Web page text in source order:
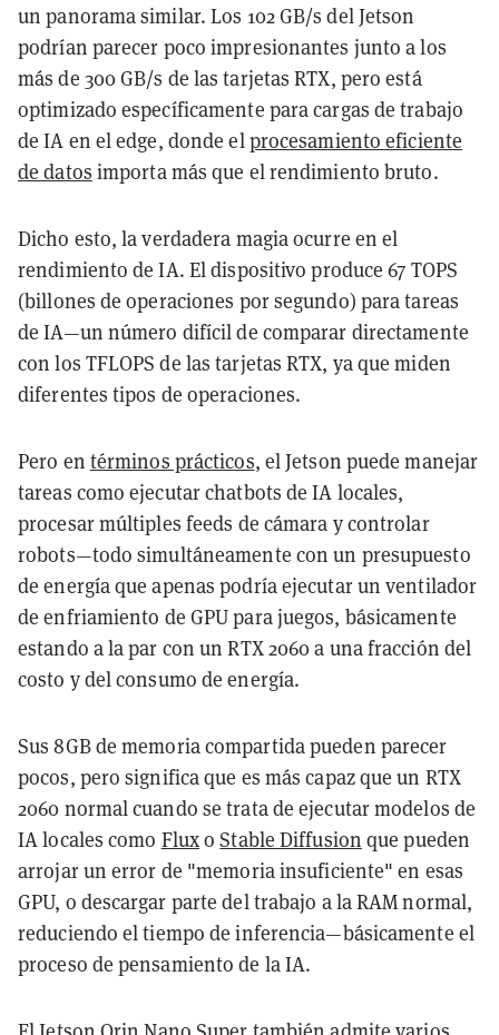
un panorama similar. Los 102 GB/s del Jetson
podrían parecer poco impresionantes junto a los
más de 300 GB/s de las tarjetas RTX, pero está
optimizado específicamente para cargas de trabajo
de IA en el edge, donde elprocesamiento eficiente
de datos importa más que el rendimiento bruto.
Dicho esto, la verdadera magia ocurre en el
rendimiento de IA. El dispositivo produce 67 TOPS
(billones de operaciones por segundo) para tareas
de IA—un número difícil de comparar directamente
con los TFLOPS de las tarjetas RTX, ya que miden
diferentes tipos de operaciones.
Pero en términos prácticos, el Jetson puede manejar
tareas como ejecutar chatbots de IA locales,
procesar múltiples feeds de cámara y controlar
robots—todo simultáneamente con un presupuesto
de energía que apenas podría ejecutar un ventilador
de enfriamiento de GPU para juegos, básicamente
estando a la par con un RTX 2060 a una fracción del
costo y del consumo de energía.
Sus 8GB de memoria compartida pueden parecer
pocos, pero significa que es más capaz que un RTX
2060 normal cuando se trata de ejecutar modelos de
IA locales como FluxoStable Diffusion que pueden
arrojar un error de "memoria insuficiente" en esas
GPU, o descargar parte del trabajo a la RAM normal,
reduciendo el tiempo de inferencia—básicamente el
proceso de pensamiento de la IA.